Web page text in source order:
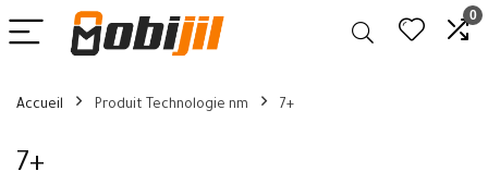
0
Accueil Produit Technologie nm 7+
7+